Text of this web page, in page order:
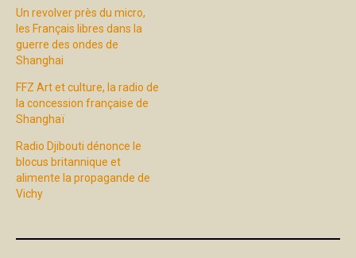
Un revolver près du micro,
les Français libres dans la
guerre des ondes de
Shanghai
FFZ Art et culture, la radio de
la concession française de
Shanghaï
Radio Djibouti dénonce le
blocus britannique et
alimente la propagande de
Vichy